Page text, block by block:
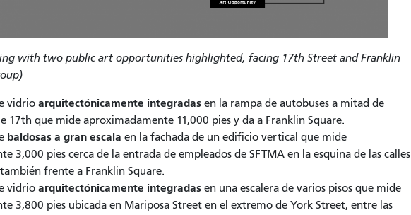
with two public art opportunities highlighted, facing 17th Street and Franklin
vidrio arquitectónicamente integradas en la rampa de autobuses a mitad de
17th que mide aproximadamente 11,000 pies y da a Franklin Square.
baldosas a gran escala en la fachada de un edificio vertical que mide
3,000 pies cerca de la entrada de empleados de SFTMA en la esquina de las calles
frente a Franklin Square.
vidrio arquitectónicamente integradas en una escalera de varios pisos que mide
3,800 pies ubicada en Mariposa Street en el extremo de York Street, entre las